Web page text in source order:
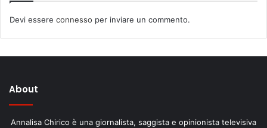
Devi essere connesso per inviare un commento.
About
Annalisa Chirico è una giornalista, saggista e opinionista televisiva